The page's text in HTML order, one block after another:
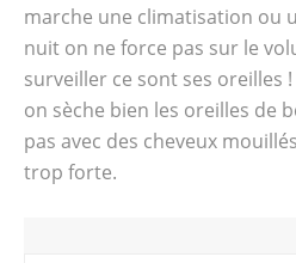
marche une climatisation ou
nuit on ne force pas sur le
surveiller ce sont ses oreilles
on sèche bien les oreilles de
pas avec des cheveux
trop forte.